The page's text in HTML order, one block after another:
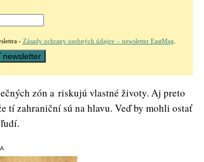
- Zásady ochrany osobných údajov – newsletter EastMag
zón a riskujú vlastné životy. Aj preto
zahraniční sú na hlavu. Veď by mohli ostať